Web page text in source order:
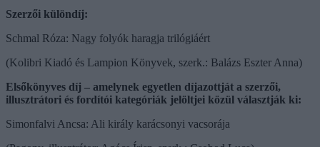
Szerzői különdíj:
Schmal Róza: Nagy folyók haragja trilógiáért
(Kolibri Kiadó és Lampion Könyvek, szerk.: Balázs Eszter Anna)
Elsőkönyves díj – amelynek egyetlen díjazottját a szerzői,
illusztrátori és fordítói kategóriák jelöltjei közül választják ki:
Simonfalvi Ancsa: Ali király karácsonyi vacsorája